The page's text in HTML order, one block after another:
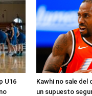
U16
Kawhi no sale del
un supuesto